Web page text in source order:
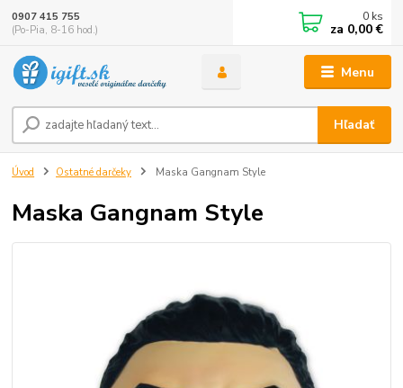
Menu
Hľadať
0907 415 755
(Po-Pia, 8-16 hod.)
0 ks
za 0,00 €
Úvod Ostatné darčeky Maska Gangnam Style
Maska Gangnam Style